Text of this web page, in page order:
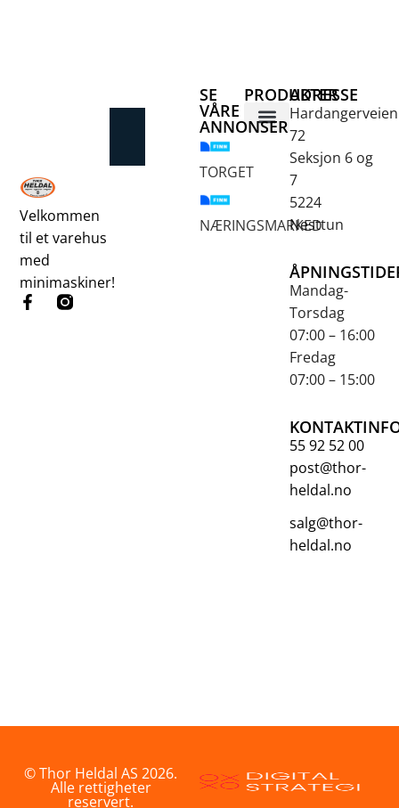
Velkommen
til et varehus
med
minimaskiner!
ADRESSE
Hardangerveien
72
Seksjon 6 og
7
5224
Nesttun
Mandag-
Torsdag
07:00 – 16:00
Fredag
07:00 – 15:00
55 92 52 00
post@thor-
heldal.no
salg@thor-
heldal.no
PRODUKTER
SE
VÅRE
ANNONSER
TORGET
NÆRINGSMARKED
© Thor Heldal AS 2026.
Alle rettigheter
reservert.